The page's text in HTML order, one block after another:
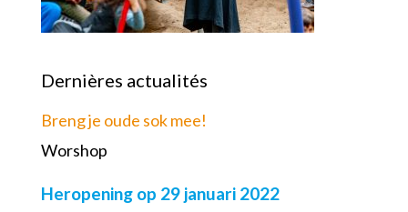
Dernières actualités
Breng je oude sok mee!
Worshop
Heropening op 29 januari 2022